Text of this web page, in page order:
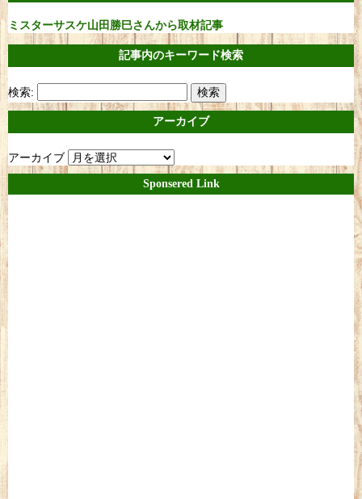
ミスターサスケ山田勝巳さんから取材記事
記事内のキーワード検索
検索:
アーカイブ
アーカイブ
Sponsered Link